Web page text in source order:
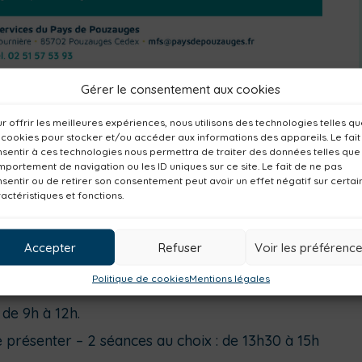
Gérer le consentement aux cookies
offrir les meilleures expériences, nous utilisons des technologies telles
cookies pour stocker et/ou accéder aux informations des appareils. Le fait
à ces technologies nous permettra de traiter des données telles que
de navigation ou les ID uniques sur ce site. Le fait de ne pas
ou de retirer son consentement peut avoir un effet négatif sur
et fonctions.
Accepter Refuser Voir les
Politique de cookiesMentions légales
organise, à destination des étudiants
« Objectif jobs d’été »
:
les métiers !
9h à 12h.
– 2 séances au choix : de 13h30 à 15h